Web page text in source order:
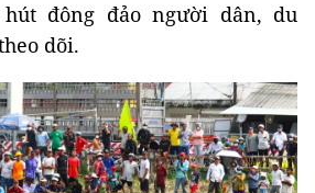
đông đảo người dân, du
dõi.